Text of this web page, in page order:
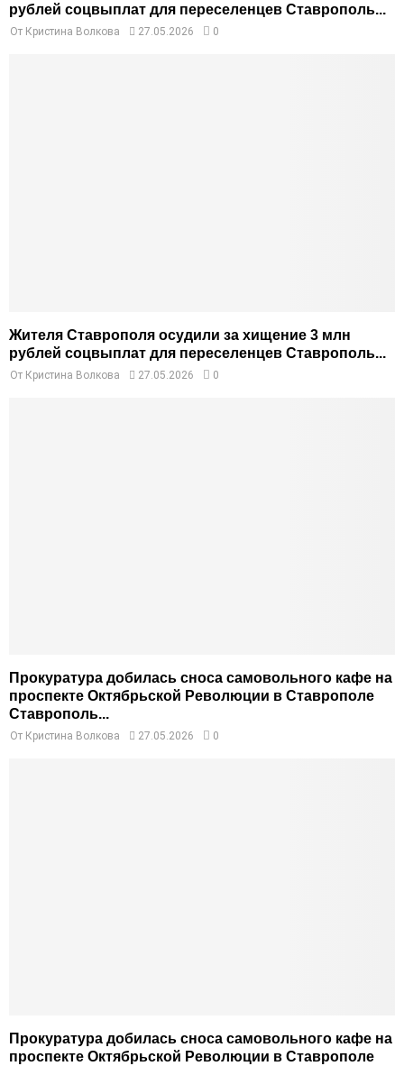
рублей соцвыплат для переселенцев Ставрополь...
От Кристина Волкова 27.05.2026 0
Жителя Ставрополя осудили за хищение 3 млн
рублей соцвыплат для переселенцев Ставрополь...
От Кристина Волкова 27.05.2026 0
Прокуратура добилась сноса самовольного кафе на
проспекте Октябрьской Революции в Ставрополе
Ставрополь...
От Кристина Волкова 27.05.2026 0
Прокуратура добилась сноса самовольного кафе на
проспекте Октябрьской Революции в Ставрополе